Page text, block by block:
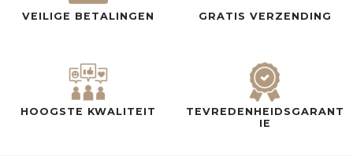
VEILIGE BETALINGEN GRATIS VERZENDING
HOOGSTE KWALITEIT
TEVREDENHEIDSGARANT
IE